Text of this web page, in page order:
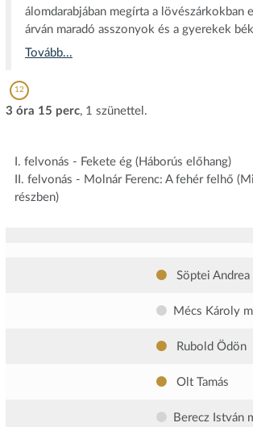
álomdarabjában megírta a lövészárkokban
árván maradó asszonyok és a gyerekek
Tovább...
12
3 óra 15 perc, 1 szünettel.
I. felvonás - Fekete ég (Háborús előhang)
II. felvonás - Molnár Ferenc: A fehér felhő
részben)
Söptei Andrea
Mécs Károly
Rubold Ödön
Olt Tamás
Berecz István